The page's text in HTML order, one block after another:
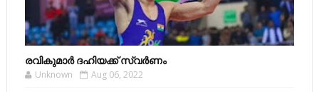
രവികുമാര്‍ ദഹിയക്ക് സ്വര്‍ണം
Unknown Aug 06, 2022